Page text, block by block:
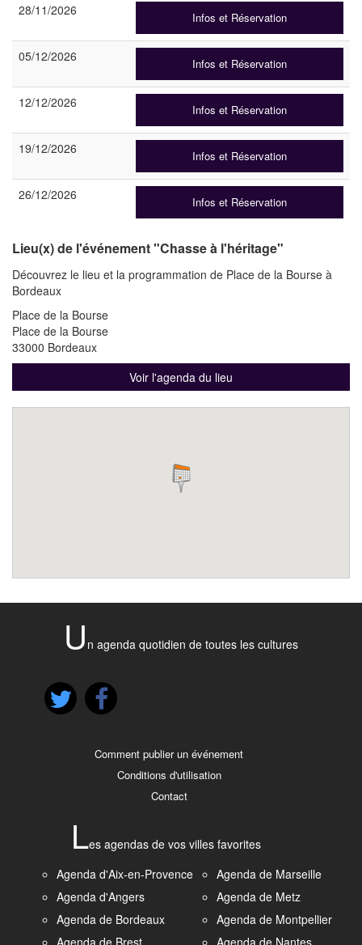
28/11/2026 Infos et Réservation
05/12/2026 Infos et Réservation
12/12/2026 Infos et Réservation
19/12/2026 Infos et Réservation
26/12/2026 Infos et Réservation
Lieu(x) de l'événement "Chasse à l'héritage"
Découvrez le lieu et la programmation de Place de la Bourse à
Bordeaux
Place de la Bourse
Place de la Bourse
33000 Bordeaux
Voir l'agenda du lieu
U n agenda quotidien de toutes les cultures
Comment publier un événement
Conditions d'utilisation
Contact
Les agendas de vos villes favorites
Agenda d'Aix-en-Provence
Agenda d'Angers
Agenda de Bordeaux
Agenda de Brest
Agenda de Marseille
Agenda de Metz
Agenda de Montpellier
Agenda de Nantes